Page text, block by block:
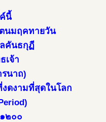
นี้
นมฤคทายวัน
คันธกุฏี
เจ้า
นาถ)
ดงามที่สุดในโลก
๒๐๐